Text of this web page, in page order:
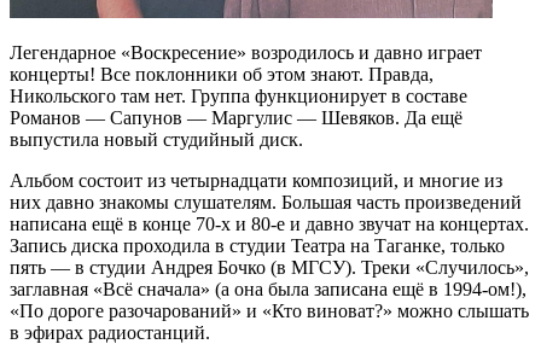
Легендарное «Воскресение» возродилось и давно играет
концерты! Все поклонники об этом знают. Правда,
Никольского там нет. Группа функционирует в составе
Романов — Сапунов — Маргулис — Шевяков. Да ещё
выпустила новый студийный диск.
Альбом состоит из четырнадцати композиций, и многие из
них давно знакомы слушателям. Большая часть произведений
написана ещё в конце 70-х и 80-е и давно звучат на концертах.
Запись диска проходила в студии Театра на Таганке, только
пять — в студии Андрея Бочко (в МГСУ). Треки «Случилось»,
заглавная «Всё сначала» (а она была записана ещё в 1994-ом!),
«По дороге разочарований» и «Кто виноват?» можно слышать
в эфирах радиостанций.